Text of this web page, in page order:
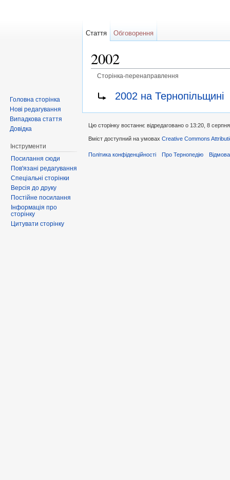
2002
Сторінка-перенаправлення
Перенаправити на:
2002 на Тернопільщині
Стаття Обговорення
Головна сторінка
Нові редагування
Випадкова стаття
Довідка
Інструменти
Посилання сюди
Пов'язані редагування
Спеціальні сторінки
Версія до друку
Постійне посилання
Інформація про
сторінку
Цитувати сторінку
Цю сторінку востаннє відредаговано о 13:20, 8
Вміст доступний на умовах Creative Commons
Політика конфіденційності Про Тернопедію Відмова